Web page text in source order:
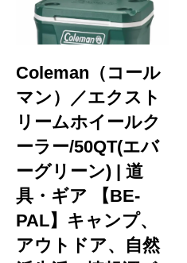
Coleman（コール
マン）／エクスト
リームホイールク
ーラー/50QT(エバ
ーグリーン) | 道
具・ギア 【BE-
PAL】キャンプ、
アウトドア、自然